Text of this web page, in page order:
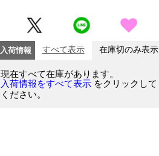
入荷情報 すべて表示 在庫切のみ表示
現在すべて在庫があります。
入荷情報をすべて表示 をクリックして
ください。